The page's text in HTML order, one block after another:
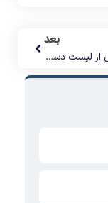
بعد
خروجی اکسل از لیست دستگاه ها در نرم افزار امین